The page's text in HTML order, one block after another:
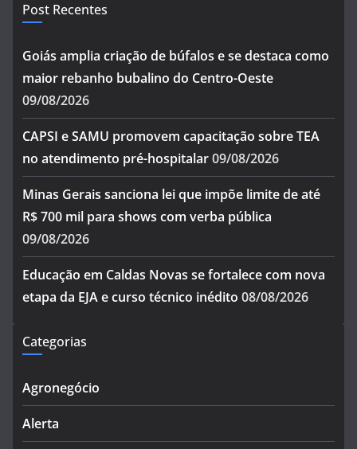
Post Recentes
Goiás amplia criação de búfalos e se destaca como
maior rebanho bubalino do Centro-Oeste
09/08/2026
CAPSI e SAMU promovem capacitação sobre TEA
no atendimento pré-hospitalar09/08/2026
Minas Gerais sanciona lei que impõe limite de até
R$ 700 mil para shows com verba pública
09/08/2026
Educação em Caldas Novas se fortalece com nova
etapa da EJA e curso técnico inédito 08/08/2026
Categorias
Agronegócio
Alerta